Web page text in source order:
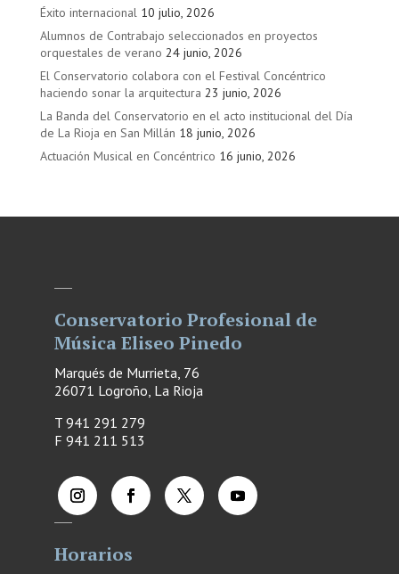
Éxito internacional 10 julio, 2026
Alumnos de Contrabajo seleccionados en proyectos
orquestales de verano 24 junio, 2026
El Conservatorio colabora con el Festival Concéntrico
haciendo sonar la arquitectura 23 junio, 2026
La Banda del Conservatorio en el acto institucional del Día
de La Rioja en San Millán 18 junio, 2026
Actuación Musical en Concéntrico 16 junio, 2026
Conservatorio Profesional de
Música Eliseo Pinedo
Marqués de Murrieta, 76
26071 Logroño, La Rioja
T 941 291 279
F 941 211 513
Horarios